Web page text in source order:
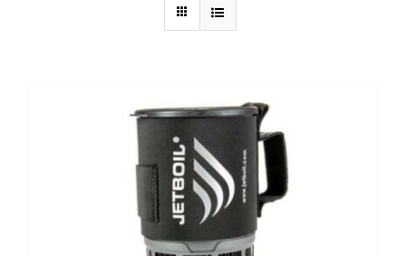
Trail
Escalade / Alpinisme
Bons Plans